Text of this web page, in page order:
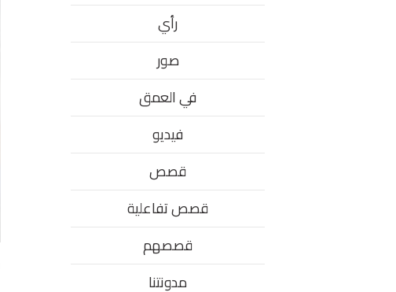
رأي
صور
في العمق
فيديو
قصص
قصص تفاعلية
قصصهم
مدونتنا